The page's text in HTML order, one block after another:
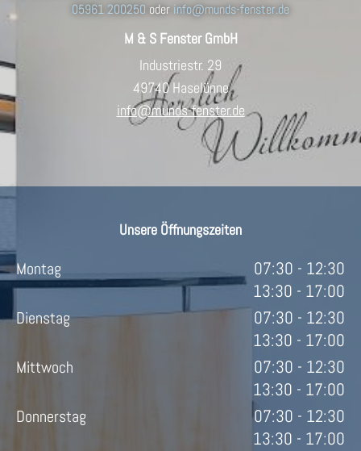
05961 200250 oder info@munds-fenster.de
M & S Fens­ter GmbH
In­dus­trie­str. 29
49740 Ha­se­lün­ne
info@​munds-​fenster.​de
Unsere Öffnungszeiten
Montag
07:30 - 12:30
13:30 - 17:00
Dienstag
07:30 - 12:30
13:30 - 17:00
Mittwoch
07:30 - 12:30
13:30 - 17:00
Donnerstag
07:30 - 12:30
13:30 - 17:00